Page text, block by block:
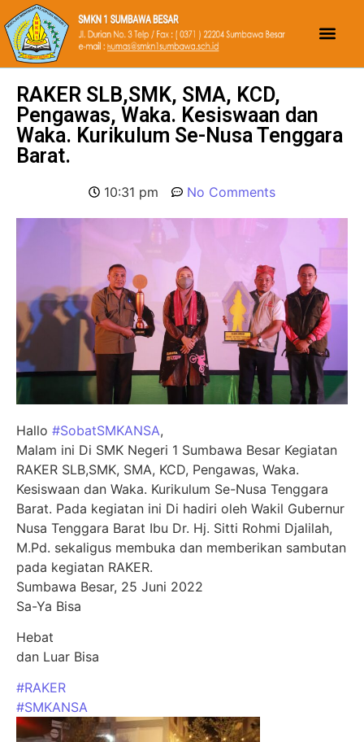
RAKER SLB,SMK, SMA, KCD,
Pengawas, Waka. Kesiswaan dan
Waka. Kurikulum Se-Nusa Tenggara
Barat.
10:31 pm No Comments
Hallo #SobatSMKANSA,
Malam ini Di SMK Negeri 1 Sumbawa Besar Kegiatan
RAKER SLB,SMK, SMA, KCD, Pengawas, Waka.
Kesiswaan dan Waka. Kurikulum Se-Nusa Tenggara
Barat. Pada kegiatan ini Di hadiri oleh Wakil Gubernur
Nusa Tenggara Barat Ibu Dr. Hj. Sitti Rohmi Djalilah,
M.Pd. sekaligus membuka dan memberikan sambutan
pada kegiatan RAKER.
Sumbawa Besar, 25 Juni 2022
Sa-Ya Bisa
Hebat
dan Luar Bisa
#RAKER
#SMKANSA